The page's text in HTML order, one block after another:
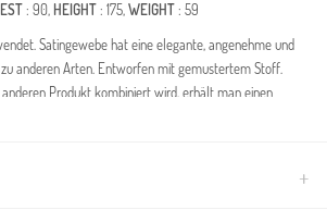
: 90, HEIGHT: 175,WEIGHT: 59
Satingewebe hat eine elegante, angenehme und
zu anderen Arten. Entworfen mit gemustertem Stoff.
Produkt kombiniert wird, erhält man einen
ist die bevorzugte Nullkragenform. Es ist für vier